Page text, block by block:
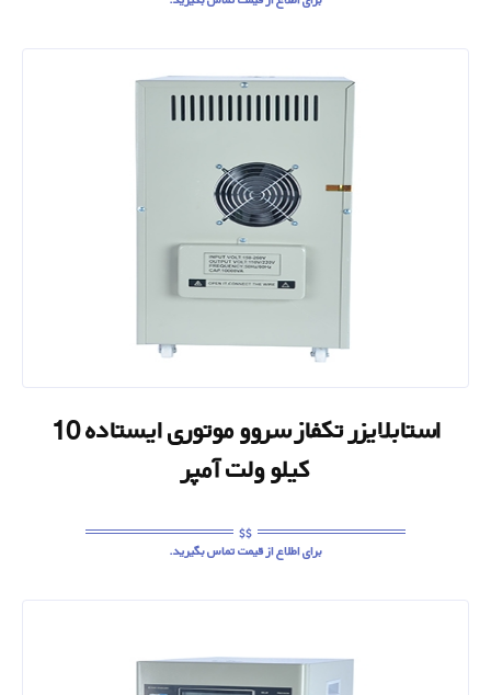
استابلایزر تکفاز سروو موتوری ایستاده 10
کیلو ولت آمپر
برای اطلاع از قیمت تماس بگیرید.